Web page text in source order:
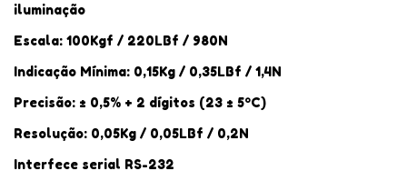
iluminação
Escala: 100Kgf / 220LBf / 980N
Indicação Mínima: 0,15Kg / 0,35LBf / 1,4N
Precisão: ± 0,5% + 2 dígitos (23 ± 5ºC)
Resolução: 0,05Kg / 0,05LBf / 0,2N
Interfece serial RS-232